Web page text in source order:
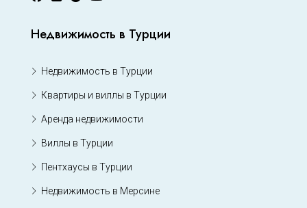
Недвижимость в Турции
Недвижимость в Турции
Квартиры и виллы в Турции
Аренда недвижимости
Виллы в Турции
Пентхаусы в Турции
Недвижимость в Мерсине